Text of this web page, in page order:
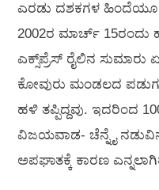
ಎರಡು ದಶಕಗಳ ಹಿಂದೆಯೂ
2002ರ ಮಾರ್ಚ್
ಎಕ್ಸ್‌ಪ್ರೆಸ್ ರೈಲಿನ
ಕೋವುರು ಮಂಡಲದ
ಹಳಿ ತಪ್ಪಿದ್ದವು. ಇದರಿಂದ
ವಿಜಯವಾಡ- ಚೆನ್ನೈ ನಡುವಿನ
ಅಪಘಾತಕ್ಕೆ ಕಾರಣ